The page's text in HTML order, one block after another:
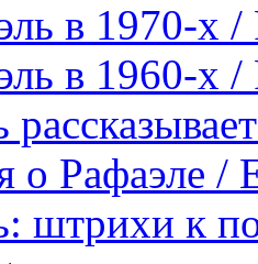
в 1970-х /
в 1960-х /
о Рафаэле /
штрихи к